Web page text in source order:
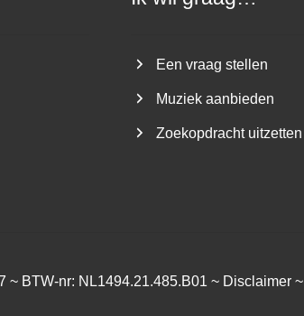
Een vraag stellen
Muziek aanbieden
Zoekopdracht uitzetten
~ BTW-nr: NL1494.21.485.B01 ~ Disclaimer ~